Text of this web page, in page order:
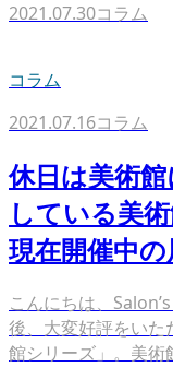
2021.07.30コラム
コラム
2021.07.16コラム
休日は美術
している美
現在開催中
こんにちは、
後、大変好評をいた
館シリーズ」。美術